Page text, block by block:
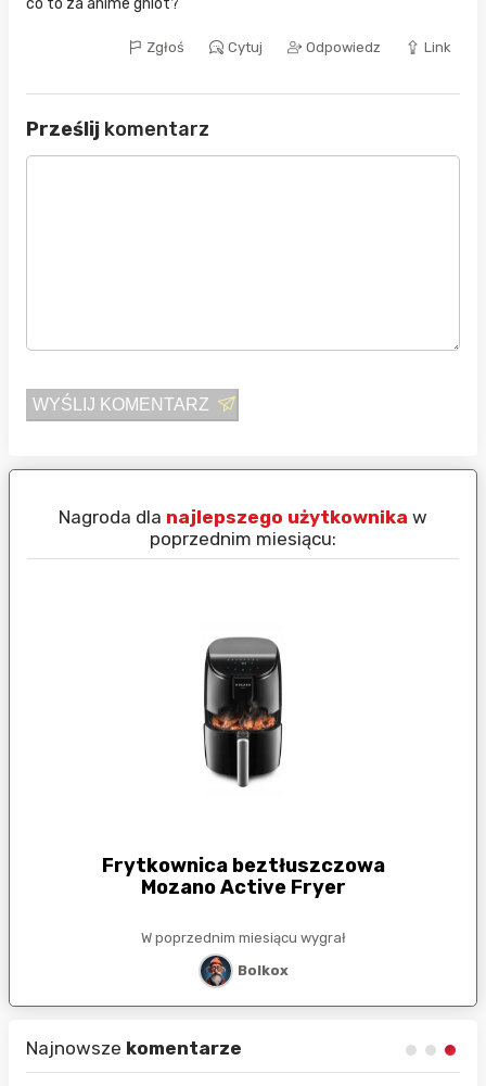
Zgłoś Cytuj Odpowiedz Link
Prześlij komentarz
WYŚLIJ KOMENTARZ
Nagroda dla najlepszego użytkownika w
poprzednim miesiącu:
Frytkownica beztłuszczowa
Mozano Active Fryer
W poprzednim miesiącu wygrał
Bolkox
Najnowsze komentarze